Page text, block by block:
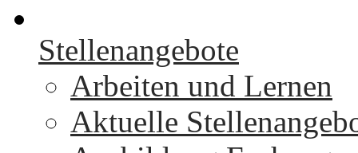
Stellenangebote
Arbeiten und Lernen
Aktuelle